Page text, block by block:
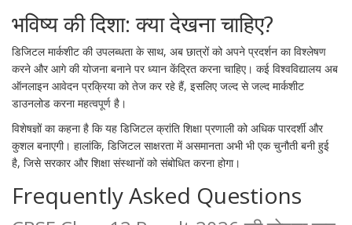
भविष्य की दिशा: क्या देखना चाहिए?
डिजिटल मार्कशीट की उपलब्धता के साथ, अब छात्रों को अपने प्रदर्शन का विश्लेषण
करने और आगे की योजना बनाने पर ध्यान केंद्रित करना चाहिए। कई विश्वविद्यालय अब
ऑनलाइन आवेदन प्रक्रिया को तेज कर रहे हैं, इसलिए जल्द से जल्द मार्कशीट
डाउनलोड करना महत्वपूर्ण है।
विशेषज्ञों का कहना है कि यह डिजिटल क्रांति शिक्षा प्रणाली को अधिक पारदर्शी और
कुशल बनाएगी। हालांकि, डिजिटल साक्षरता में असमानता अभी भी एक चुनौती बनी हुई
है, जिसे सरकार और शिक्षा संस्थानों को संबोधित करना होगा।
Frequently Asked Questions